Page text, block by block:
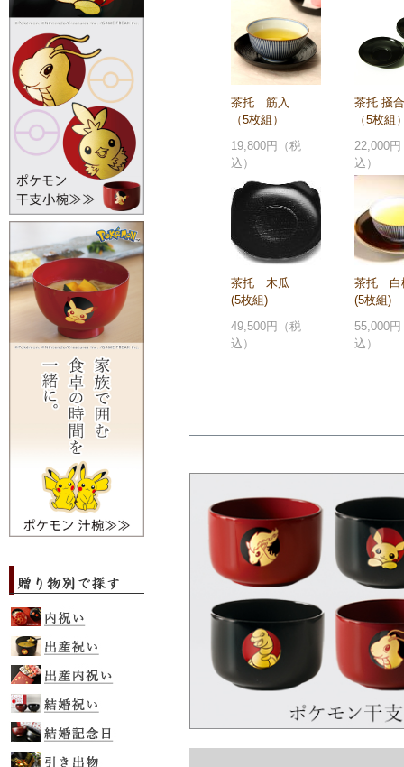
茶托 筋入
（5枚組）
19,800円（税
込）
茶托 掻
（5枚組
22,000円
込）
茶托 木瓜
(5枚組)
49,500円（税
込）
茶托 白
(5枚組)
55,000円
込）